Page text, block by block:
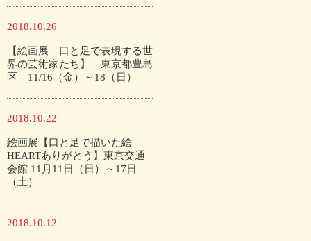
2018.10.26
【絵画展 口と足で表現する世
界の芸術家たち】 東京都豊島
区 11/16（金）～18（日）
2018.10.22
絵画展【口と足で描いた絵
HEARTありがとう】東京交通
会館 11月11日（日）～17日
（土）
2018.10.12